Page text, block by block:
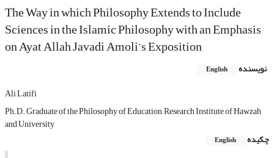
The Way in which Philosophy Extends to Include
Sciences in the Islamic Philosophy with an Emphasis
on Ayat Allah Javadi Amoli’s Exposition
نویسنده English
Ali Latifi
Ph.D. Graduate of the Philosophy of Education, Research Institute of Hawzah
and University
چکیده
English